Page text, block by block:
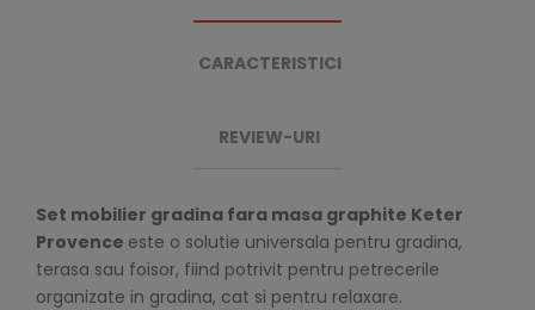
CARACTERISTICI
REVIEW-URI
Set mobilier gradina fara masa graphite Keter
Provence este o solutie universala pentru gradina,
terasa sau foisor, fiind potrivit pentru petrecerile
organizate in gradina, cat si pentru relaxare.